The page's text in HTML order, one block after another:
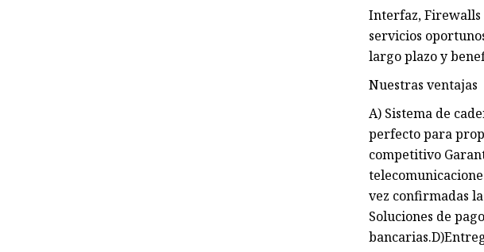
Interfaz, Firewalls
servicios
largo plazo y
Nuestras ventajas
A) Sistema de
perfecto para
competitivo
vez confirmadas
Soluciones de